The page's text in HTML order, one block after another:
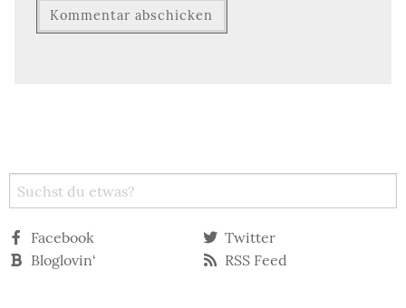
Facebook
Twitter
Bloglovin‘
RSS Feed